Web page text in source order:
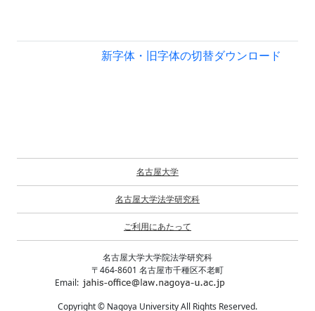
新字体・旧字体の切替ダウンロード
名古屋大学
名古屋大学法学研究科
ご利用にあたって
名古屋大学大学院法学研究科
〒464-8601 名古屋市千種区不老町
Email:
Copyright © Nagoya University All Rights Reserved.